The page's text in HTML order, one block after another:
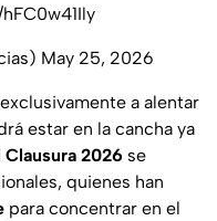
May 25, 2026
a alentar
estar en la cancha ya
2026 se
quienes han
para concentrar en el